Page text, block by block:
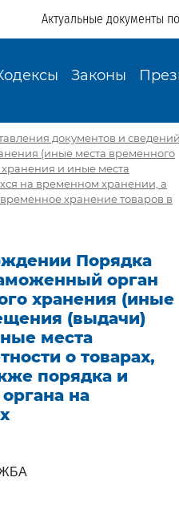
Актуальные документы
Законы
документов и сведений
(иные места временного
и иные места
на временном хранении, а
хранение товаров в
Порядка
орган
хранения (иные
(выдачи)
места
о товарах,
порядка и
на